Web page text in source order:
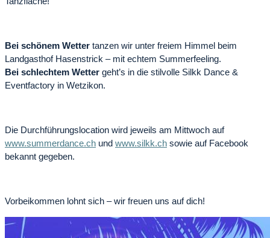
Bei schönem Wetter tanzen wir unter freiem Himmel beim
Landgasthof Hasenstrick – mit echtem Summerfeeling.
Bei schlechtem Wetter geht’s in die stilvolle Silkk Dance &
Eventfactory in Wetzikon.
Die Durchführungslocation wird jeweils am Mittwoch auf
www.summerdance.ch und www.silkk.ch sowie auf Facebook
bekannt gegeben.
Vorbeikommen lohnt sich – wir freuen uns auf dich!